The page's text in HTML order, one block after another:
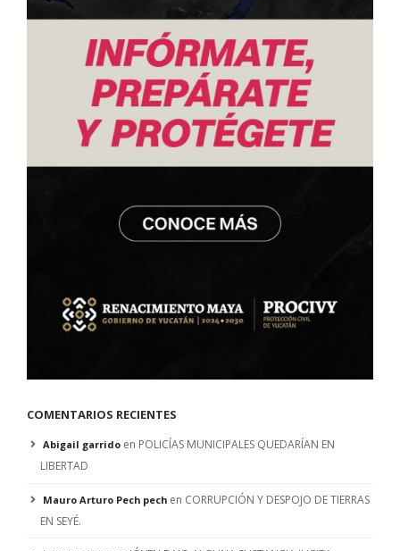
COMENTARIOS RECIENTES
Abigail garrido en POLICÍAS MUNICIPALES QUEDARÍAN EN
LIBERTAD
Mauro Arturo Pech pech en CORRUPCIÓN Y DESPOJO DE TIERRAS
EN SEYÉ.